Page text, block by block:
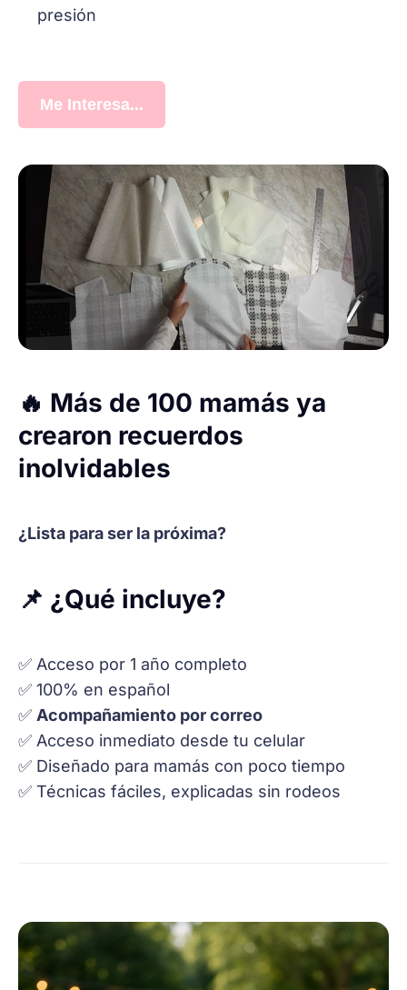
presión
Me Interesa...
🔥 Más de 100 mamás ya
crearon recuerdos
inolvidables
¿Lista para ser la próxima?
📌 ¿Qué incluye?
✅ Acceso por 1 año completo
✅ 100% en español
✅ Acompañamiento por correo
✅ Acceso inmediato desde tu celular
✅ Diseñado para mamás con poco tiempo
✅ Técnicas fáciles, explicadas sin rodeos